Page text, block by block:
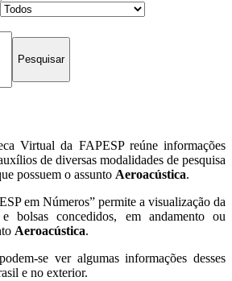
Virtual da FAPESP reúne informações
de diversas modalidades de pesquisa
possuem o assunto Aeroacústica.
em Números” permite a visualização da
bolsas concedidos, em andamento ou
Aeroacústica.
se ver algumas informações desses
e no exterior.